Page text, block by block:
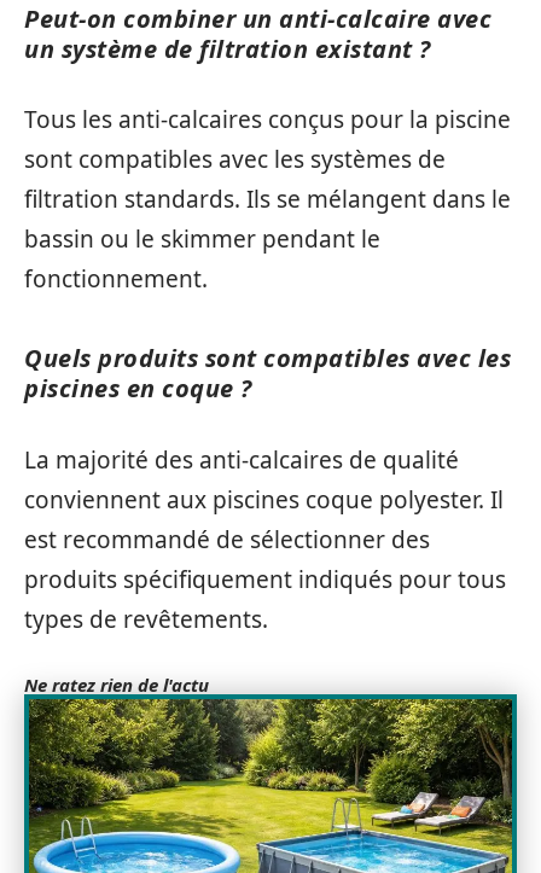
Peut-on combiner un anti-calcaire avec
un système de filtration existant ?
Tous les anti-calcaires conçus pour la piscine
sont compatibles avec les systèmes de
filtration standards. Ils se mélangent dans le
bassin ou le skimmer pendant le
fonctionnement.
Quels produits sont compatibles avec les
piscines en coque ?
La majorité des anti-calcaires de qualité
conviennent aux piscines coque polyester. Il
est recommandé de sélectionner des
produits spécifiquement indiqués pour tous
types de revêtements.
Ne ratez rien de l'actu